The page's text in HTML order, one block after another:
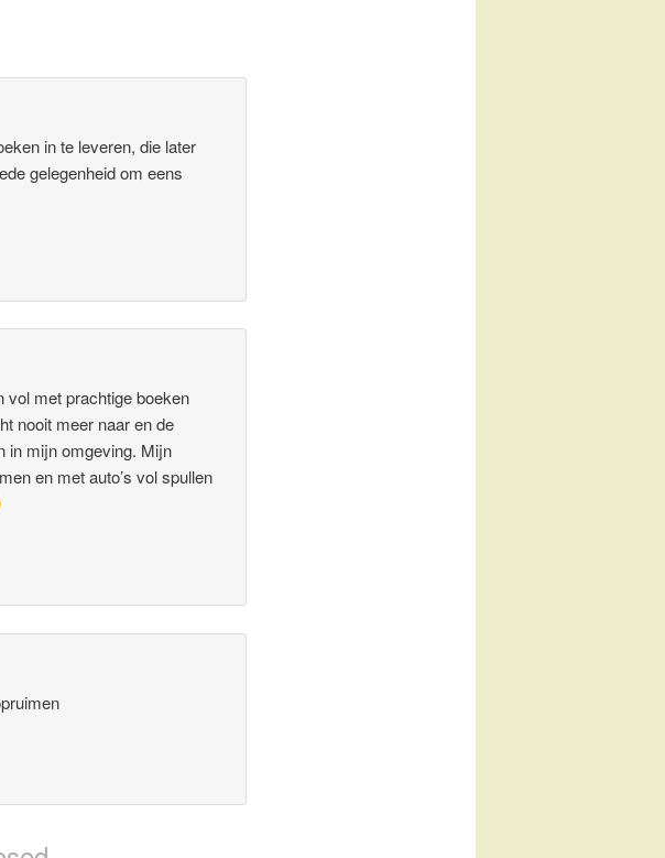
in te leveren, die later
gelegenheid om eens
vol met prachtige boeken
nooit meer naar en de
in mijn omgeving. Mijn
en met auto’s vol spullen